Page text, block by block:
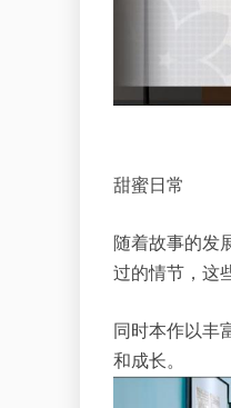
甜蜜日常
随着故事的发
过的情节，这
同时本作以丰
和成长。